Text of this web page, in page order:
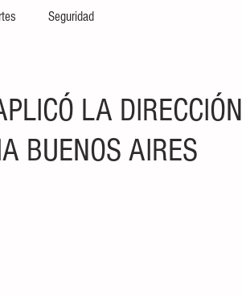
Seguridad
LA DIRECCIÓN
BUENOS AIRES